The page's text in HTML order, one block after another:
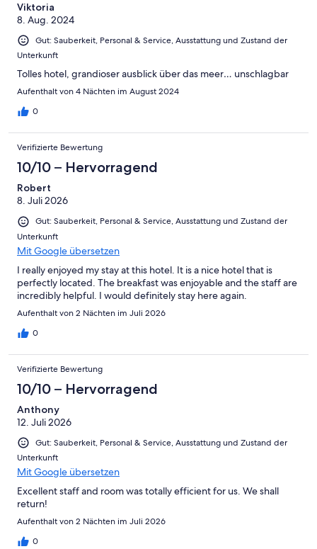
Viktoria
8. Aug. 2024
Gut: Sauberkeit, Personal & Service, Ausstattung und Zustand der
Unterkunft
Tolles hotel, grandioser ausblick über das meer… unschlagbar
Aufenthalt von 4 Nächten im August 2024
0
Verifizierte Bewertung
10/10 – Hervorragend
Robert
8. Juli 2026
Gut: Sauberkeit, Personal & Service, Ausstattung und Zustand der
Unterkunft
Mit Google übersetzen
I really enjoyed my stay at this hotel. It is a nice hotel that is
perfectly located. The breakfast was enjoyable and the staff are
incredibly helpful. I would definitely stay here again.
Aufenthalt von 2 Nächten im Juli 2026
0
Verifizierte Bewertung
10/10 – Hervorragend
Anthony
12. Juli 2026
Gut: Sauberkeit, Personal & Service, Ausstattung und Zustand der
Unterkunft
Mit Google übersetzen
Excellent staff and room was totally efficient for us. We shall
return!
Aufenthalt von 2 Nächten im Juli 2026
0